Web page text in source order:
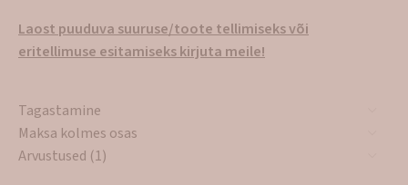
Laost puuduva suuruse/toote tellimiseks või
eritellimuse esitamiseks kirjuta meile!
Tagastamine
Maksa kolmes osas
Arvustused (1)